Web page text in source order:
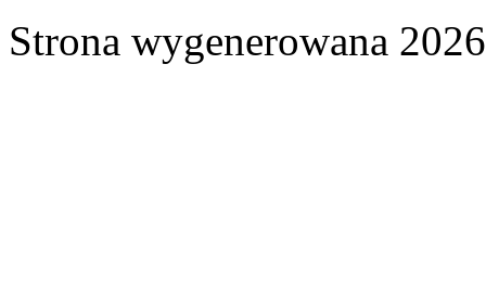
Strona wygenerowana